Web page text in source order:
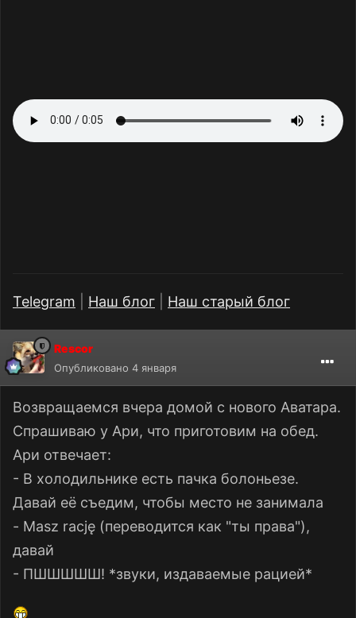
Telegram Наш блог Наш старый блог
Rescor
Опубликовано 4 января
Возвращаемся вчера домой с нового Аватара.
Спрашиваю у Ари, что приготовим на обед.
Ари отвечает:
- В холодильнике есть пачка болоньезе.
Давай её съедим, чтобы место не занимала
- Masz rację (переводится как "ты права"),
давай
- ПШШШШШ! *звуки, издаваемые рацией*